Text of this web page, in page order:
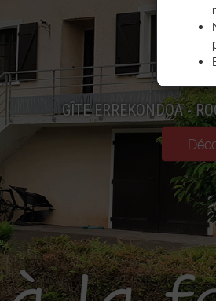
GÎTE ERREKONDOA -